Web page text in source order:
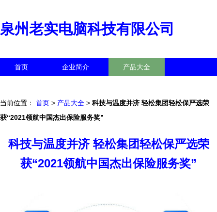
泉州老实电脑科技有限公司
首页 企业简介 产品大全
当前位置： 首页 > 产品大全 > 科技与温度并济 轻松集团轻松保严选荣
获“2021领航中国杰出保险服务奖”
科技与温度并济 轻松集团轻松保严选荣
获“2021领航中国杰出保险服务奖”